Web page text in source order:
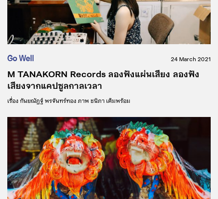
Go Well 24 March 2021
M TANAKORN Records ลองฟังแผ่นเสียง ลองฟัง
เสียงจากแคปซูลกาลเวลา
เรื่อง กันยณัฏฐ์ พรจันทร์ทอง ภาพ ชนิภา เต็มพร้อม